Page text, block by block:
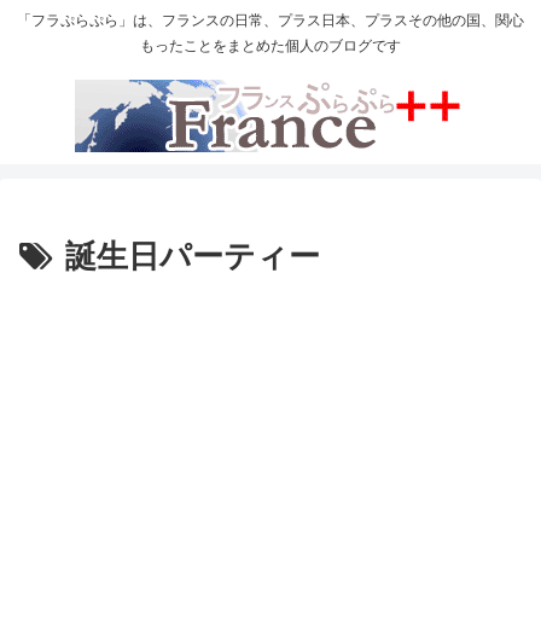
「フラぷらぷら」は、フランスの日常、プラス日本、プラスその他の国、関心
もったことをまとめた個人のブログです
誕生日パーティー